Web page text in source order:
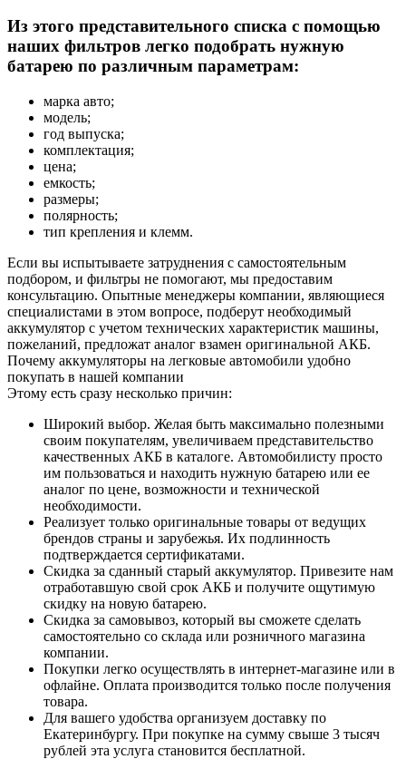
Из этого представительного списка с помощью
наших фильтров легко подобрать нужную
батарею по различным параметрам:
марка авто;
модель;
год выпуска;
комплектация;
цена;
емкость;
размеры;
полярность;
тип крепления и клемм.
Если вы испытываете затруднения с самостоятельным
подбором, и фильтры не помогают, мы предоставим
консультацию. Опытные менеджеры компании, являющиеся
специалистами в этом вопросе, подберут необходимый
аккумулятор с учетом технических характеристик машины,
пожеланий, предложат аналог взамен оригинальной АКБ.
Почему аккумуляторы на легковые автомобили удобно
покупать в нашей компании
Этому есть сразу несколько причин:
Широкий выбор. Желая быть максимально полезными
своим покупателям, увеличиваем представительство
качественных АКБ в каталоге. Автомобилисту просто
им пользоваться и находить нужную батарею или ее
аналог по цене, возможности и технической
необходимости.
Реализует только оригинальные товары от ведущих
брендов страны и зарубежья. Их подлинность
подтверждается сертификатами.
Скидка за сданный старый аккумулятор. Привезите нам
отработавшую свой срок АКБ и получите ощутимую
скидку на новую батарею.
Скидка за самовывоз, который вы сможете сделать
самостоятельно со склада или розничного магазина
компании.
Покупки легко осуществлять в интернет-магазине или в
офлайне. Оплата производится только после получения
товара.
Для вашего удобства организуем доставку по
Екатеринбургу. При покупке на сумму свыше 3 тысяч
рублей эта услуга становится бесплатной.